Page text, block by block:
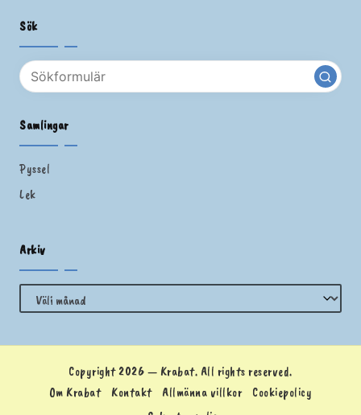
Sök
Samlingar
Pyssel
Lek
Arkiv
Arkiv
Copyright 2026 — Krabat. All rights reserved.
Om Krabat
Kontakt Allmänna villkor
Cookiepolicy